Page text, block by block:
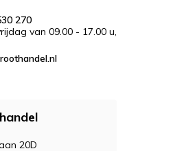
270
van 09.00 - 17.00 u,
20D